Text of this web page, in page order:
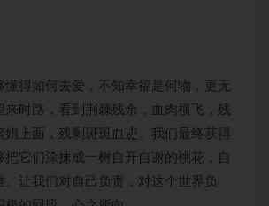
懂得如何去爱，不知幸福是何物，更无
来时路，看到荆棘残余，血肉横飞，残
娟上面，残剩斑斑血迹。我们最终获得
它们涂抹成一树自开自谢的桃花，自
。让我们对自己负责，对这个世界负